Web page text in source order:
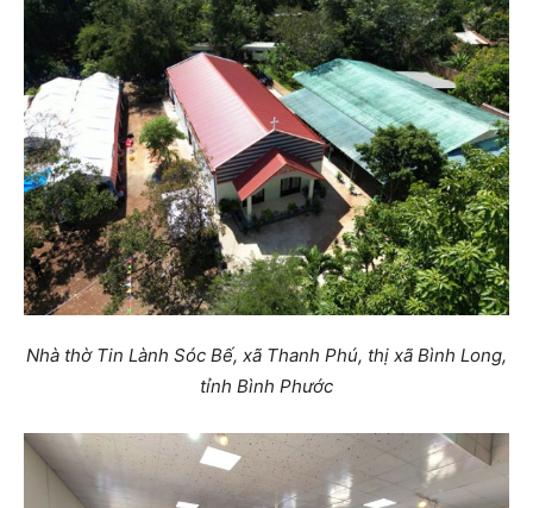
Nhà thờ Tin Lành Sóc Bế, xã Thanh Phú, thị xã Bình Long,
tỉnh Bình Phước